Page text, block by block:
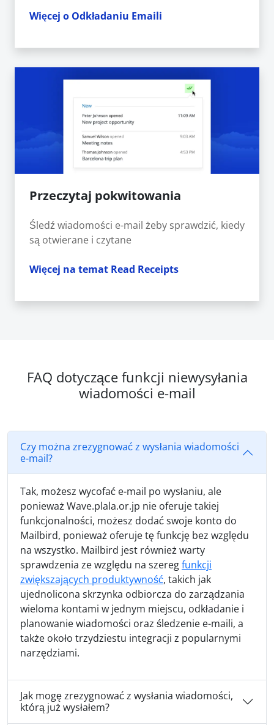
Więcej o Odkładaniu Emaili
Przeczytaj pokwitowania
Śledź wiadomości e-mail żeby sprawdzić, kiedy
są otwierane i czytane
Więcej na temat Read Receipts
FAQ dotyczące funkcji niewysyłania
wiadomości e-mail
Czy można zrezygnować z wysłania wiadomości
e-mail?
Tak, możesz wycofać e-mail po wysłaniu, ale
ponieważ Wave.plala.or.jp nie oferuje takiej
funkcjonalności, możesz dodać swoje konto do
Mailbird, ponieważ oferuje tę funkcję bez względu
na wszystko. Mailbird jest również warty
sprawdzenia ze względu na szeregfunkcji
zwiększających produktywność, takich jak
ujednolicona skrzynka odbiorcza do zarządzania
wieloma kontami w jednym miejscu, odkładanie i
planowanie wiadomości oraz śledzenie e-maili, a
także około trzydziestu integracji z popularnymi
narzędziami.
Jak mogę zrezygnować z wysłania wiadomości,
którą już wysłałem?